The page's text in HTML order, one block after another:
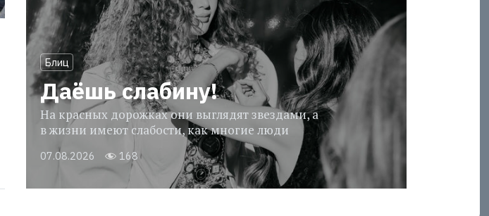
Блиц
Даёшь слабину!
На красных дорожках они выглядят звездами, а
в жизни имеют слабости, как многие люди
07.08.2026 168